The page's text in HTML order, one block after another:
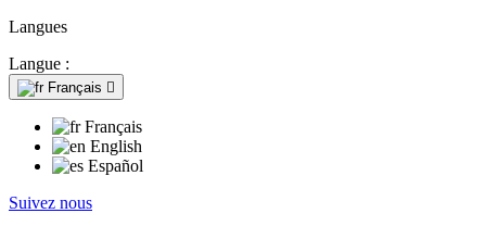
Langues
Langue :
Français 
Français
English
Español
Suivez nous